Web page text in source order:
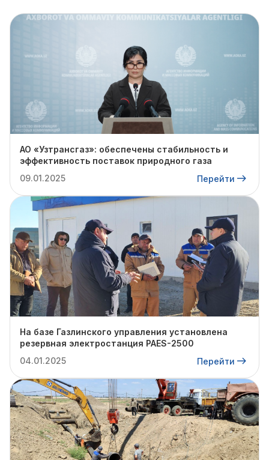
АО «Узтрансгаз»: обеспечены стабильность и
эффективность поставок природного газа
09.01.2025
Перейти
На базе Газлинского управления установлена
резервная электростанция PAES-2500
04.01.2025
Перейти